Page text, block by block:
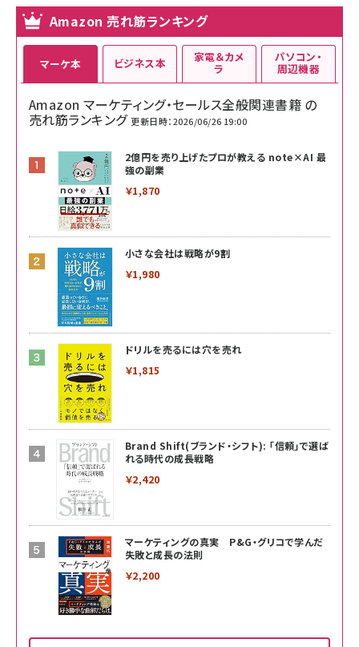
Amazon 売れ筋ランキング
マーケ本
Amazon マーケティング・セールス全般関連書籍 の
売れ筋ランキング 更新日時：2026/06/26 19:00
2億円を売り上げたプロが教える note×AI 最
強の副業
￥1,870
小さな会社は戦略が9割
￥1,980
ドリルを売るには穴を売れ
￥1,815
Brand Shift(ブランド・シフト): 「信頼」で選ば
れる時代の成長戦略
￥2,420
マーケティングの真実 P&G・グリコで学んだ
失敗と成長の法則
￥2,200
ビジネス本 家電＆カメ
ラ
パソコン・
周辺機器